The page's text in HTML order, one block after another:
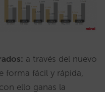
a través del nuevo
forma fácil y rápida,
ello ganas la